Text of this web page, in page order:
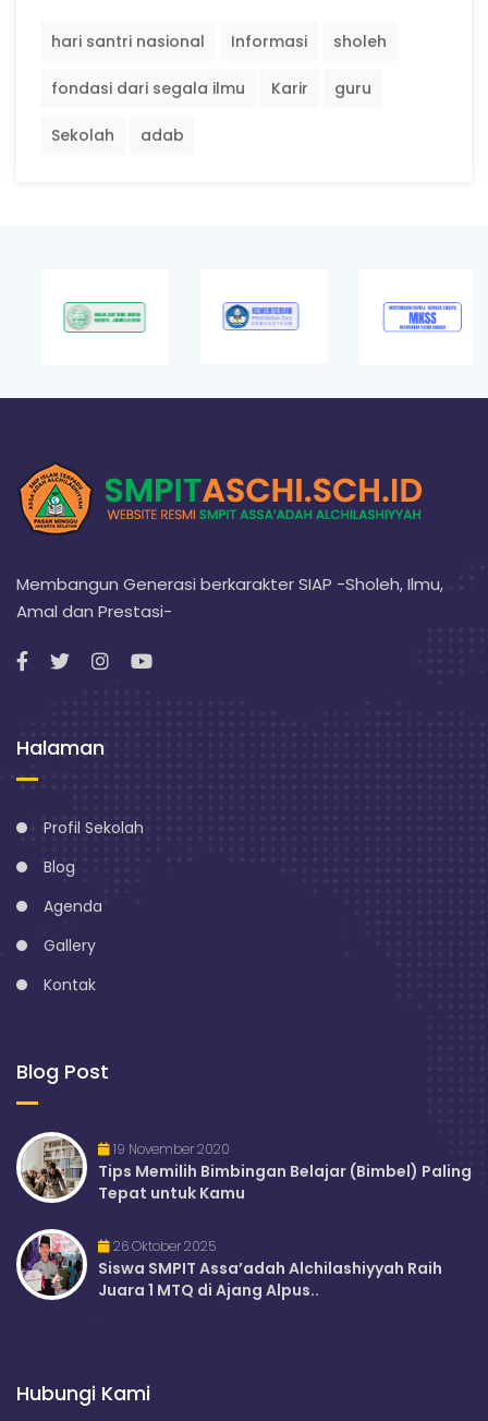
hari santri nasional Informasi sholeh
fondasi dari segala ilmu Karir guru
Sekolah adab
Membangun Generasi berkarakter SIAP -Sholeh, Ilmu,
Amal dan Prestasi-
Halaman
Profil Sekolah
Blog
Agenda
Gallery
Kontak
Blog Post
19 November 2020
Tips Memilih Bimbingan Belajar (Bimbel) Paling
Tepat untuk Kamu
26 Oktober 2025
Siswa SMPIT Assa’adah Alchilashiyyah Raih
Juara 1 MTQ di Ajang Alpus..
Hubungi Kami